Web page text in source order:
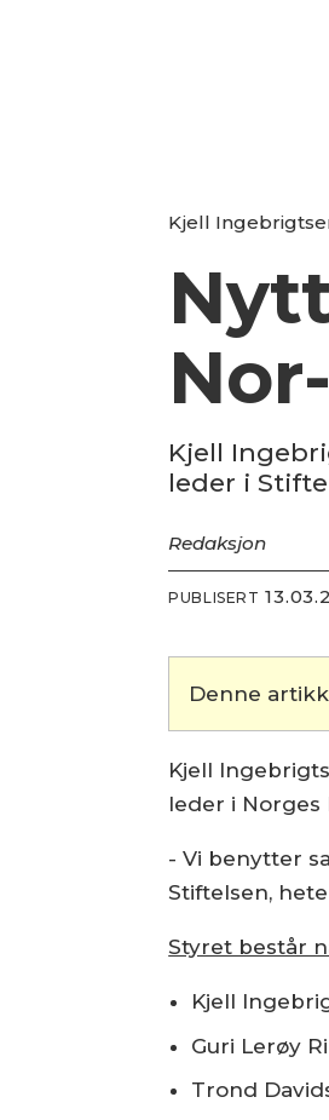
Kjell
Kjell
leder i
Redaksjon
PUBLISERT
Denne
Kjell
leder i Norges
- Vi benytter
Stiftelsen,
Styret består
Kjell
Guri Lerøy
Trond